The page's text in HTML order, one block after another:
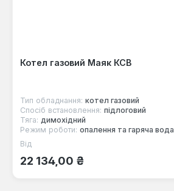
Котел газовий Маяк КСВ
Тип обладнання: котел газовий
Спосіб встановлення: підлоговий
Тяга: димохідний
Режим роботи: опалення та гаряча вода
Звичайна ціна:
Від
22 134,00 ₴